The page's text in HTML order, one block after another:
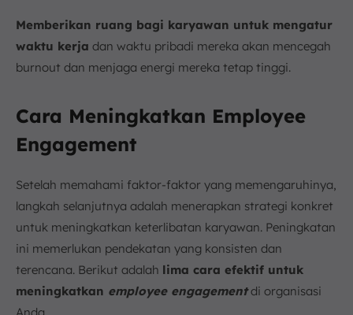
Memberikan ruang bagi karyawan untuk mengatur
waktu kerja dan waktu pribadi mereka akan mencegah
burnout dan menjaga energi mereka tetap tinggi.
Cara Meningkatkan Employee
Engagement
Setelah memahami faktor-faktor yang memengaruhinya,
langkah selanjutnya adalah menerapkan strategi konkret
untuk meningkatkan keterlibatan karyawan. Peningkatan
ini memerlukan pendekatan yang konsisten dan
terencana. Berikut adalah lima cara efektif untuk
meningkatkan employee engagementdi organisasi
Anda.